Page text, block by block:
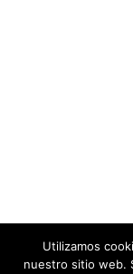
Utilizamos
nuestro sitio web.